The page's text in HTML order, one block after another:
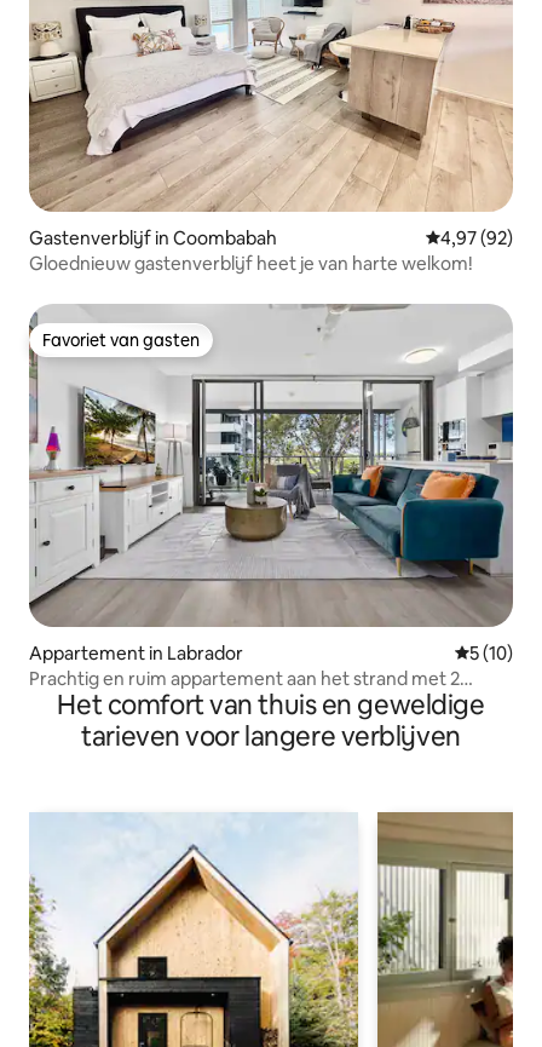
Gastenverblijf in Coombabah Gemiddelde
4,97 (92)
Gloednieuw gastenverblijf heet je van harte welkom!
Favoriet van gasten
Favoriet van gasten
Appartement in Labrador
5 (10)
Prachtig en ruim appartement aan het strand met 2
slaapkamers, zwembad en parkeergelegenheid
Het comfort van thuis en geweldige
tarieven voor langere verblijven